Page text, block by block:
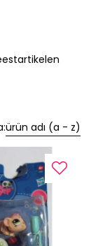
ürün adı (a - z)